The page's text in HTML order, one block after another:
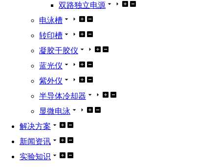
双路独立电源
电泳槽
转印槽
凝胶干胶仪
蓝光仪
紫外仪
半导体冷却器
显微电泳
解决方案
新闻资讯
实验知识